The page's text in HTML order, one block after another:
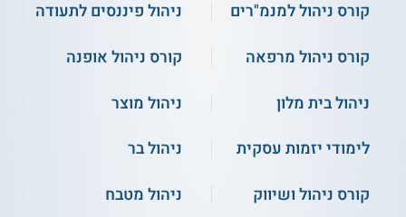
בר-אילן. יש לעמוד בדרישות הבאות:
נוכחות של לפחות 80% משעות הקורס.
הגשת פרויקט הגמר.
** לתשומת לבך נכונות המידע עלולה להשתנות
צוות האתר. למען הסר ספק בין האתר למוסד
הלימודים לא מתקיים קשר מכל סוג שהוא.
קורס ניהול למנמ"רים
ניהול פיננסים לתעודה
קורס ניהול מרפאה
קורס ניהול אופנה
ניהול בית מלון
ניהול מוצר
לימודי יזמות עסקית
ניהול בר
קורס ניהול ושיווק
ניהול מטבח